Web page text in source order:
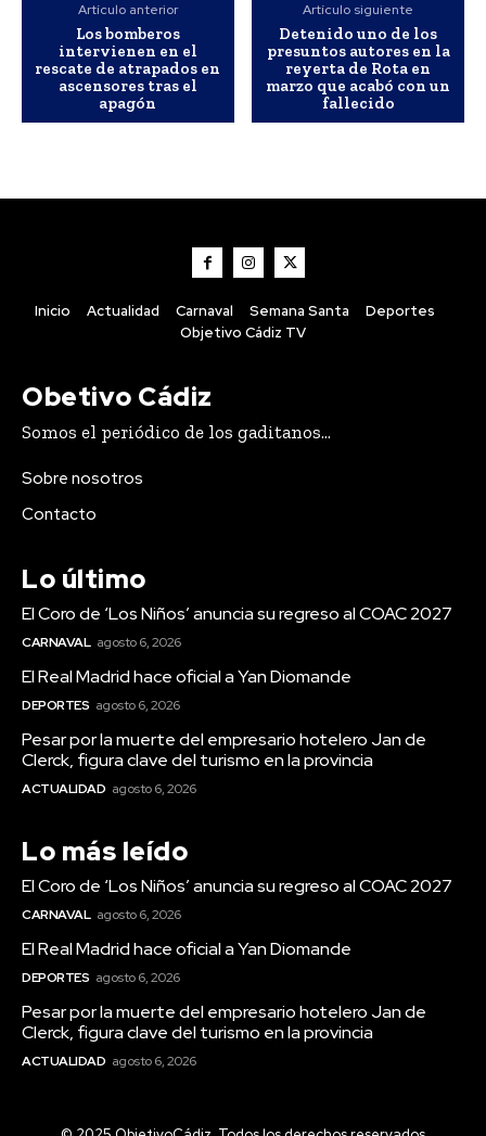
Artículo anterior
Los bomberos
intervienen en el
rescate de atrapados en
ascensores tras el
apagón
Artículo siguiente
Detenido uno de los
presuntos autores en la
reyerta de Rota en
marzo que acabó con un
fallecido
Inicio Actualidad Carnaval Semana Santa
Deportes
Objetivo Cádiz TV
Obetivo Cádiz
Somos el periódico de los gaditanos...
Sobre nosotros
Contacto
Lo último
El Coro de ‘Los Niños’ anuncia su regreso al COAC 2027
CARNAVAL agosto 6, 2026
El Real Madrid hace oficial a Yan Diomande
DEPORTES agosto 6, 2026
Pesar por la muerte del empresario hotelero Jan de
Clerck, figura clave del turismo en la provincia
ACTUALIDAD agosto 6, 2026
Lo más leído
El Coro de ‘Los Niños’ anuncia su regreso al COAC 2027
CARNAVAL agosto 6, 2026
El Real Madrid hace oficial a Yan Diomande
DEPORTES agosto 6, 2026
Pesar por la muerte del empresario hotelero Jan de
Clerck, figura clave del turismo en la provincia
ACTUALIDAD agosto 6, 2026